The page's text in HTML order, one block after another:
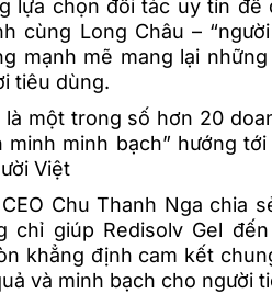
lựa chọn đối tác uy tín để
cùng Long Châu –
mạnh mẽ mang lại
tiêu dùng.
một trong số hơn 20
minh minh bạch” hướng
Việt
Chu Thanh Nga chia
chỉ giúp Redisolv Gel
khẳng định cam kết
và minh bạch cho người